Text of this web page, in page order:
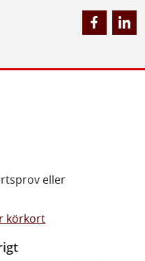
eller
körkort